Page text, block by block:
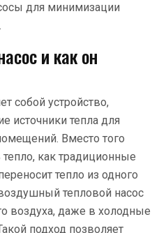
для минимизации
и как он
собой устройство,
источники тепла для
Вместо того
как традиционные
тепло из одного
тепловой насос
воздуха, даже в холодные
подход позволяет